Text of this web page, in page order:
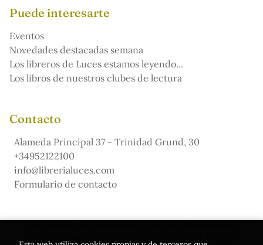
Puede interesarte
Eventos
Novedades destacadas semana
Los libreros de Luces estamos leyendo...
Los libros de nuestros clubes de lectura
Contacto
Alameda Principal 37 - Trinidad Grund, 30
+34952122100
info@librerialuces.com
Formulario de contacto